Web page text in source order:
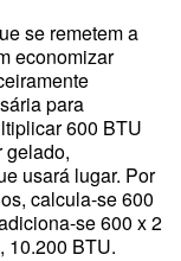
se remetem a
economizar
para
600 BTU
gelado,
usará lugar. Por
calcula-se 600
se 600 x 2
10.200 BTU.